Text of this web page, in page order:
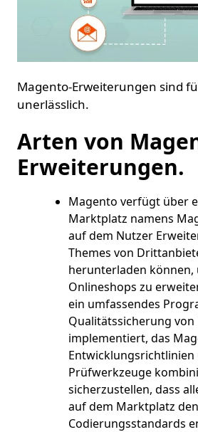
Magento-Erweiterungen sind
unerlässlich.
Arten von
Erweiterungen.
Magento verfügt über
Marktplatz namens
auf dem Nutzer
Themes von
herunterladen können,
Onlineshops zu
ein umfassendes
Qualitätssicherung
implementiert, das
Entwicklungsrichtlinien
Prüfwerkzeuge
sicherzustellen, dass
auf dem Marktplatz den
Codierungsstandards